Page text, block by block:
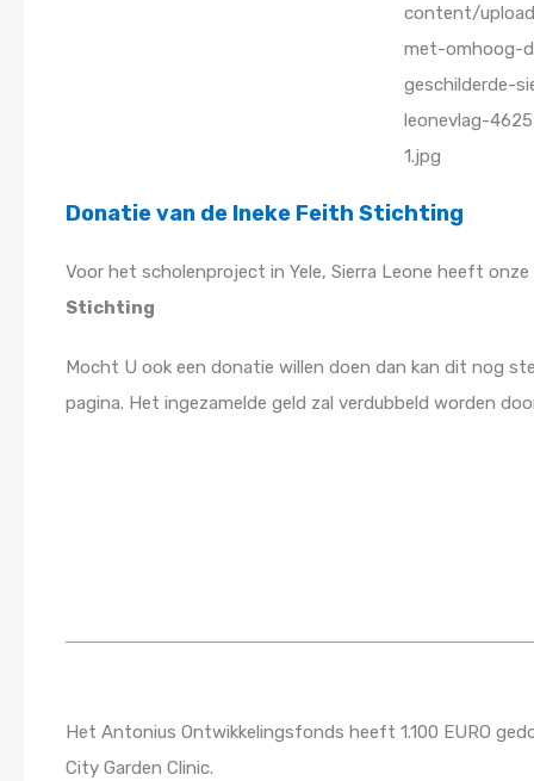
Donatie van de Ineke Feith Stichting
Voor het scholenproject in Yele, Sierra Leone heeft
Stichting
Mocht U ook een donatie willen doen dan kan dit nog
pagina. Het ingezamelde geld zal verdubbeld worden
Het Antonius Ontwikkelingsfonds heeft 1.100 EURO
City Garden Clinic.